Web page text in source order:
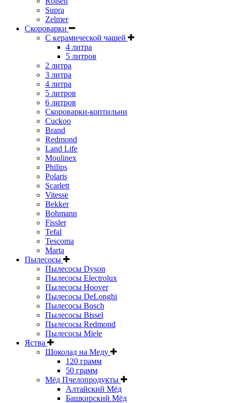
Supra
Zelmer
Скороварки
С керамической чашей
4 литра
5 литров
2 литра
3 литра
4 литра
5 литров
6 литров
Скороварки-коптильни
Cuckoo
Brand
Redmond
Land Life
Moulinex
Philips
Polaris
Scarlett
Vitesse
Bekker
Bohmann
Fissler
Tefal
Tescoma
Marta
Пылесосы
Пылесосы Dyson
Пылесосы Electrolux
Пылесосы Hoover
Пылесосы DeLonghi
Пылесосы Bosch
Пылесосы Bissel
Пылесосы Redmond
Пылесосы Miele
Яства
Шоколад на Меду
120 грамм
50 грамм
Мёд Пчелопродукты
Алтайский Мёд
Башкирский Мёд